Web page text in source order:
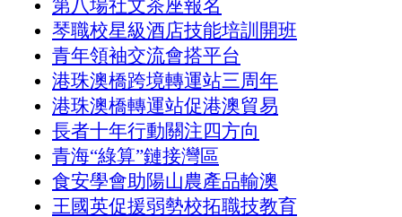
第八場社文茶座報名
琴職校星級酒店技能培訓開班
青年領袖交流會搭平台
港珠澳橋跨境轉運站三周年
港珠澳橋轉運站促港澳貿易
長者十年行動關注四方向
青海“綠算”鏈接灣區
食安學會助陽山農產品輸澳
王國英促援弱勢校拓職技教育